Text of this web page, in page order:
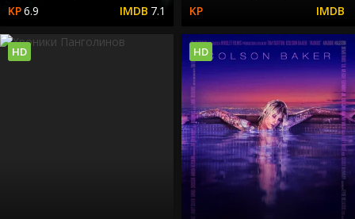
6.9 7.1
HD HD